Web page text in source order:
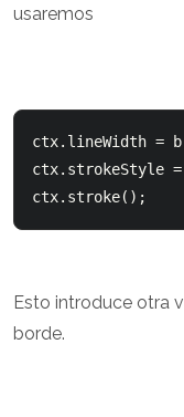
usaremos
ctx.lineWidth =
ctx.strokeStyle
ctx.stroke();
Esto introduce otra
borde.